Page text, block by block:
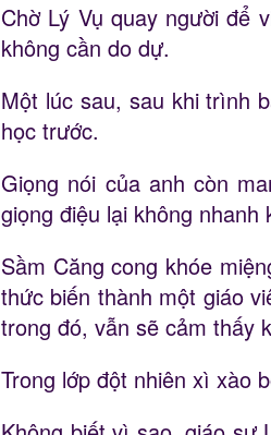
Chờ Lý Vụ quay người để
không cần do dự.
Một lúc sau, sau khi trình
học trước.
Giọng nói của anh còn
giọng điệu lại không
Sầm Căng cong khóe
thức biến thành một giáo
trong đó, vẫn sẽ cảm thấy
Trong lớp đột nhiên xì xào